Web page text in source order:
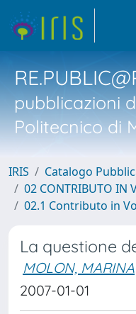
pubblicazioni
Politecnico di
IRIS
Catalogo
02 CONTRIBUTO IN
02.1 Contributo in
La questione
MOLON, MARINA
2007-01-01